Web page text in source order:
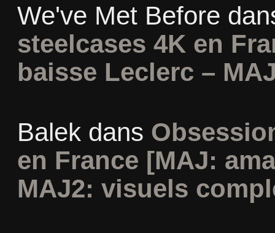
We've Met Before
steelcases 4K en
baisse Leclerc –
Balekdans
en France [MAJ:
MAJ2: visuels